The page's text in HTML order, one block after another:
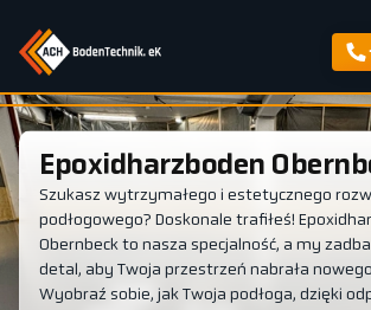
Epoxidharzboden
Szukasz wytrzymałego i estetycznego
podłogowego? Doskonale trafiłeś!
Obernbeck to nasza specjalność, a my
detal, aby Twoja przestrzeń nabrała
Wyobraź sobie, jak Twoja podłoga, dzięki